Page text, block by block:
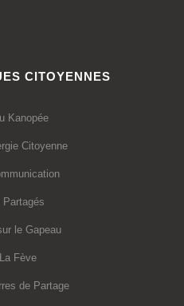
CITOYENNES
Kanopée
Citoyenne
Partagés
le Gapeau
Fève
de Partage